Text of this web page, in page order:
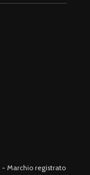
- Marchio registrato